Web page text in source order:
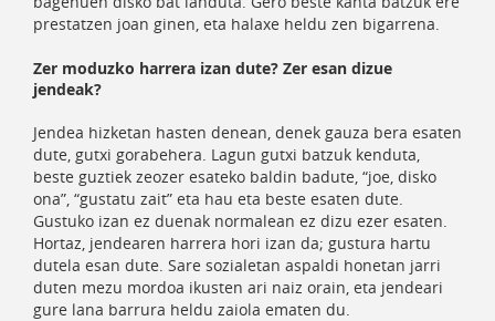
prestatzen joan ginen, eta halaxe heldu zen bigarrena.
Zer moduzko harrera izan dute? Zer esan dizue
jendeak?
Jendea hizketan hasten denean, denek gauza bera esaten
dute, gutxi gorabehera. Lagun gutxi batzuk kenduta,
beste guztiek zeozer esateko baldin badute, “joe, disko
ona”, “gustatu zait” eta hau eta beste esaten dute.
Gustuko izan ez duenak normalean ez dizu ezer esaten.
Hortaz, jendearen harrera hori izan da; gustura hartu
dutela esan dute. Sare sozialetan aspaldi honetan jarri
duten mezu mordoa ikusten ari naiz orain, eta jendeari
gure lana barrura heldu zaiola ematen du.